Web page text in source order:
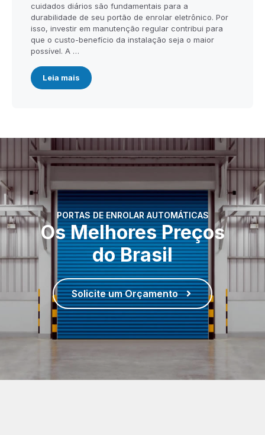
cuidados diários são fundamentais para a
durabilidade de seu portão de enrolar eletrônico. Por
isso, investir em manutenção regular contribui para
que o custo-benefício da instalação seja o maior
possível. A …
Leia mais
PORTAS DE ENROLAR AUTOMÁTICAS
Os Melhores Preços
do Brasil
Solicite um Orçamento